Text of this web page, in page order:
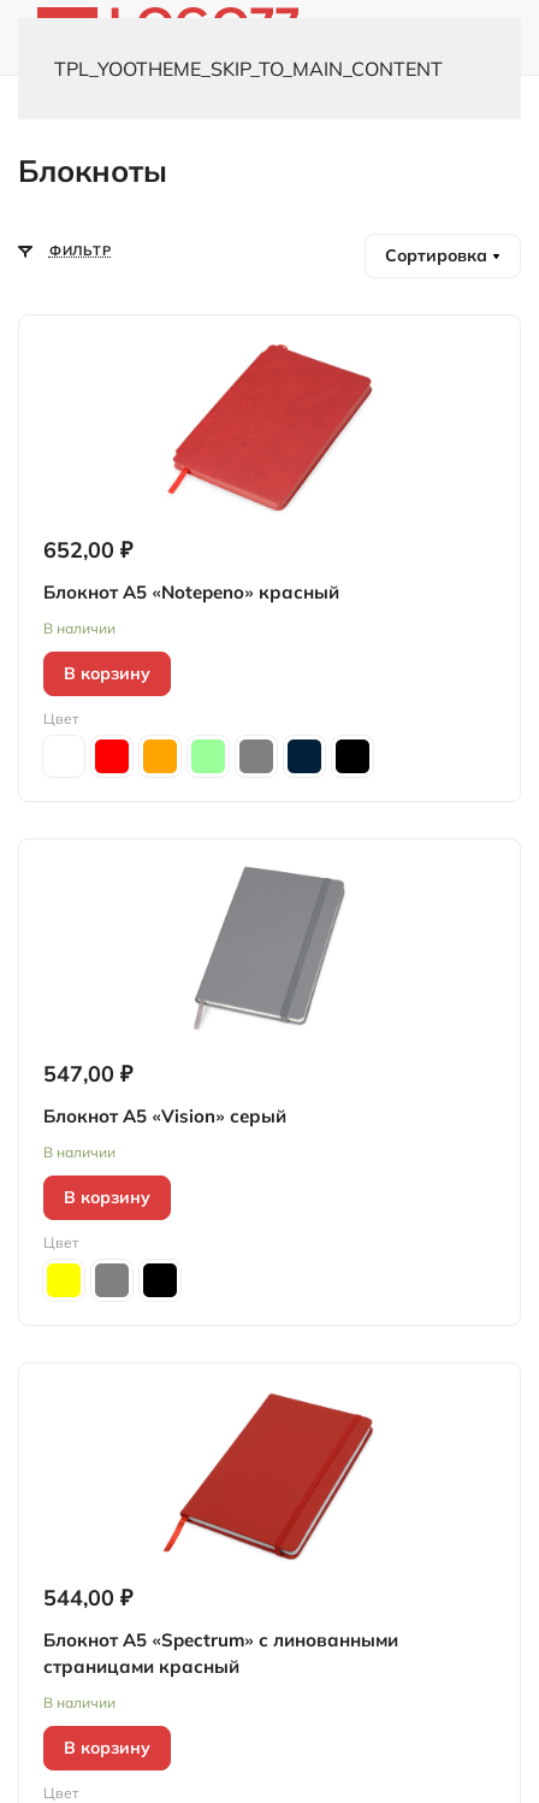
TPL_YOOTHEME_SKIP_TO_MAIN_CONTENT
Блокноты
ФИЛЬТР Сортировка
652,00 ₽
Блокнот А5 «Notepeno» красный
В наличии
В корзину
Цвет
547,00 ₽
Блокнот А5 «Vision» серый
В наличии
В корзину
Цвет
544,00 ₽
Блокнот А5 «Spectrum» с линованными
страницами красный
В наличии
В корзину
Цвет